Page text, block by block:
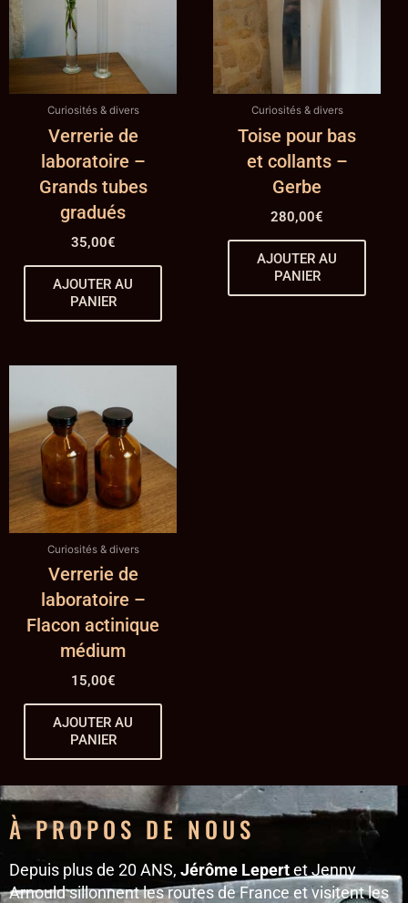
Curiosités & divers
Verrerie de
laboratoire –
Grands tubes
gradués
35,00€
AJOUTER AU
PANIER
Curiosités & divers
Toise pour bas
et collants –
Gerbe
280,00€
AJOUTER AU
PANIER
Curiosités & divers
Verrerie de
laboratoire –
Flacon actinique
médium
15,00€
AJOUTER AU
PANIER
À PROPOS DE NOUS
Depuis plus de 20 ANS, Jérôme Lepertet Jenny
Arnould sillonnent les routes de France et visitent les